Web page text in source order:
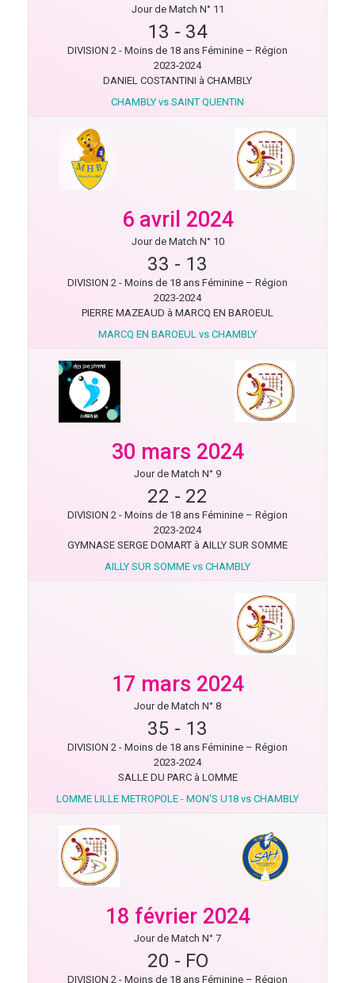
Jour de Match N° 11
13 - 34
DIVISION 2 - Moins de 18 ans Féminine – Région
2023-2024
DANIEL COSTANTINI à CHAMBLY
CHAMBLY vs SAINT QUENTIN
6 avril 2024
Jour de Match N° 10
33 - 13
DIVISION 2 - Moins de 18 ans Féminine – Région
2023-2024
PIERRE MAZEAUD à MARCQ EN BAROEUL
MARCQ EN BAROEUL vs CHAMBLY
30 mars 2024
Jour de Match N° 9
22 - 22
DIVISION 2 - Moins de 18 ans Féminine – Région
2023-2024
GYMNASE SERGE DOMART à AILLY SUR SOMME
AILLY SUR SOMME vs CHAMBLY
17 mars 2024
Jour de Match N° 8
35 - 13
DIVISION 2 - Moins de 18 ans Féminine – Région
2023-2024
SALLE DU PARC à LOMME
LOMME LILLE METROPOLE - MON'S U18 vs CHAMBLY
18 février 2024
Jour de Match N° 7
20 - FO
DIVISION 2 - Moins de 18 ans Féminine – Région